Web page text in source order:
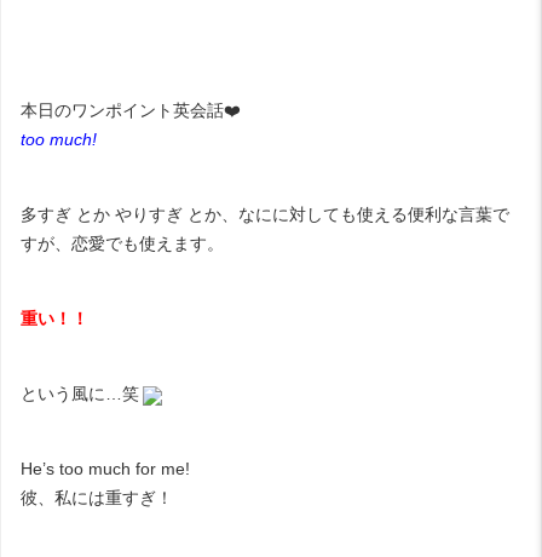
本日のワンポイント英会話❤️
too much!
多すぎ とか やりすぎ とか、なにに対しても使える便利な言葉で
すが、恋愛でも使えます。
重い！！
という風に…笑
He’s too much for me!
彼、私には重すぎ！